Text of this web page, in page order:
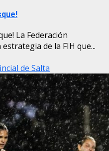
La Federación
de la FIH que...
de Salta